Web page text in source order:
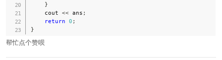
}
    cout
<< ans ;
return 0 ;
}
帮忙点个赞呗